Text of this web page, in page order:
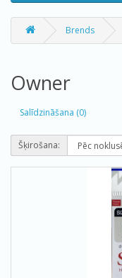
Brends
Owner
Salīdzināšana (0)
Šķirošana: